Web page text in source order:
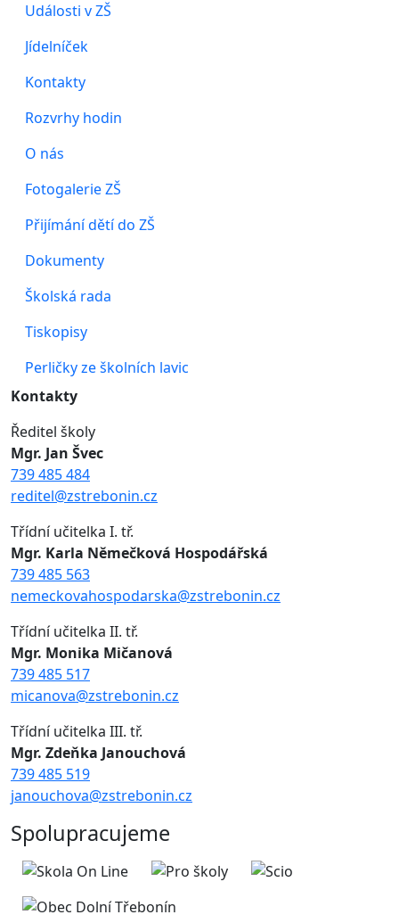
Události v ZŠ
Jídelníček
Kontakty
Rozvrhy hodin
O nás
Fotogalerie ZŠ
Přijímání dětí do ZŠ
Dokumenty
Školská rada
Tiskopisy
Perličky ze školních lavic
Kontakty
Ředitel školy
Mgr. Jan Švec
739 485 484
reditel@zstrebonin.cz
Třídní učitelka I. tř.
Mgr. Karla Němečková Hospodářská
739 485 563
nemeckovahospodarska@zstrebonin.cz
Třídní učitelka II. tř.
Mgr. Monika Mičanová
739 485 517
micanova@zstrebonin.cz
Třídní učitelka III. tř.
Mgr. Zdeňka Janouchová
739 485 519
janouchova@zstrebonin.cz
Spolupracujeme